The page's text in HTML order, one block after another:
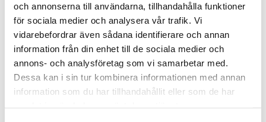
och annonserna till användarna, tillhandahålla funktioner
för sociala medier och analysera vår trafik. Vi
vidarebefordrar även sådana identifierare och annan
information från din enhet till de sociala medier och
annons- och analysföretag som vi samarbetar med.
Dessa kan i sin tur kombinera informationen med annan
information som du har tillhandahållit eller som de har
Scopix tillbehör strömtänger
4,860.00kr–6,660.00krPrisintervall:LÄS MER